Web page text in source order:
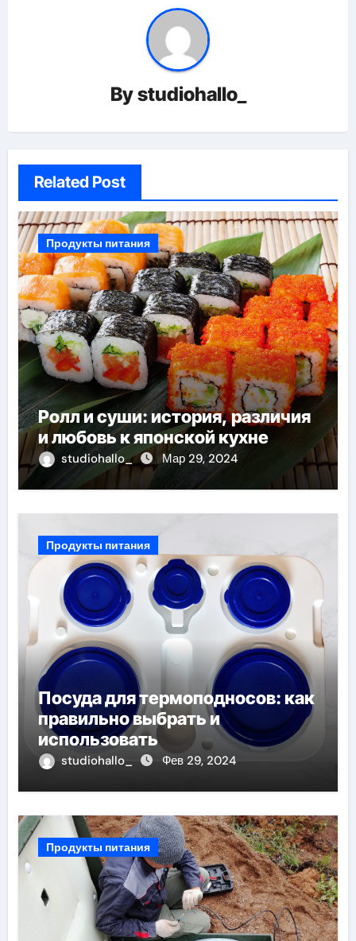
Bystudiohallo_
Related Post
Продукты питания
Ролл и суши: история, различия
и любовь к японской кухне
studiohallo_ Мар 29, 2024
Продукты питания
Посуда для термоподносов: как
правильно выбрать и
использовать
studiohallo_ Фев 29, 2024
Продукты питания